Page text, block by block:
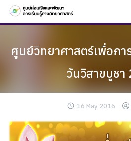
Skip
to
ศูนย์วิทยาศาสตร์เพื่อก
วันวิสาขบูชา
16 May 2016